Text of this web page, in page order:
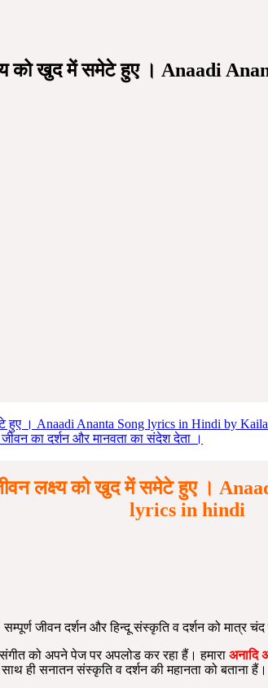
लक्ष्य को खुद में समेटे हुए ।
हुए । Anaadi Ananta Song lyrics in Hindi by
का दर्शन और मानवता का संदेश देता ।
जीवन लक्ष्य को खुद में समेटे हुए
lyrics in hindi
जीवन दर्शन और हिन्दू संस्कृति व दर्शन को मात्र
को अपने पेज पर अपलोड कर रहा हैं। हमारा अनादि
ही सनातन संस्कृति व दर्शन की महानता को बताना हैं।